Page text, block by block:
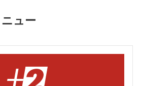
ュー